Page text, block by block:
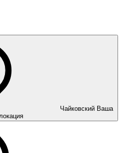
Чайковский Ваша